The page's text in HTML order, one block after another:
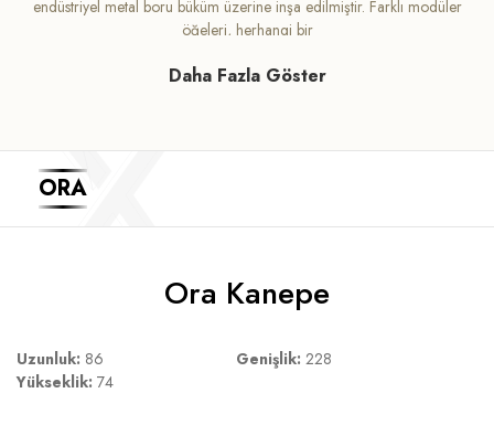
endüstriyel metal boru büküm üzerine inşa edilmiştir. Farklı modüler
öğeleri, herhangi bir
kumaş seçenekleri ayak
Daha Fazla Göster
ORA
Ora Kanepe
Uzunluk: 86 Genişlik: 228
Yükseklik: 74